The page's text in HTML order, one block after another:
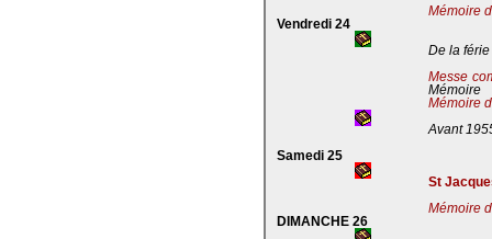
Mémoire
Vendredi 24
De la férie
Messe
Mémoire
Mémoire
Avant
Samedi 25
St
Mémoire
DIMANCHE 26